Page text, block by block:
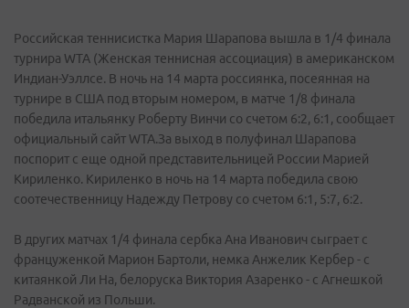
Российская теннисистка Мария Шарапова вышла в 1/4 финала
турнира WTA (Женская теннисная ассоциация) в американском
Индиан-Уэллсе. В ночь на 14 марта россиянка, посеянная на
турнире в США под вторым номером, в матче 1/8 финала
победила итальянку Роберту Винчи со счетом 6:2, 6:1, сообщает
официальный сайт WTA.За выход в полуфинал Шарапова
поспорит с еще одной представительницей России Марией
Кириленко. Кириленко в ночь на 14 марта победила свою
соотечественницу Надежду Петрову со счетом 6:1, 5:7, 6:2.
В других матчах 1/4 финала сербка Ана Иванович сыграет с
француженкой Марион Бартоли, немка Анжелик Кербер - с
китаянкой Ли На, белоруска Виктория Азаренко - с Агнешкой
Радванской из Польши.